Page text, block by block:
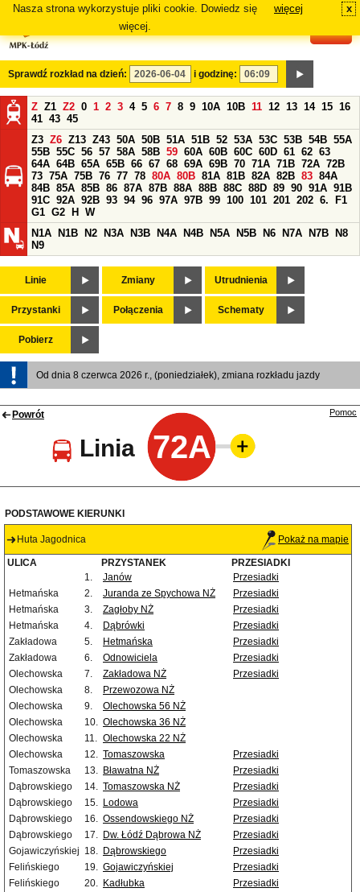
Nasza strona wykorzystuje pliki cookie. Dowiedz się
więcej.
więcej x
Sprawdź rozkład na dzień: i godzinę:
Z Z1 Z2 0 1 2 3 4 5 6 7 8 9 10A 10B 11 12 13 14 15 16
41 43 45
Z3 Z6 Z13 Z43 50A 50B 51A 51B 52 53A 53C 53B 54B 55A
55B 55C 56 57 58A 58B 59 60A 60B 60C 60D 61 62 63
64A 64B 65A 65B 66 67 68 69A 69B 70 71A 71B 72A 72B
73 75A 75B 76 77 78 80A 80B 81A 81B 82A 82B 83 84A
84B 85A 85B 86 87A 87B 88A 88B 88C 88D 89 90 91A 91B
91C 92A 92B 93 94 96 97A 97B 99 100 101 201 202 6.
F1
G1 G2 H
W
N1A
N1B N2 N3A N3B N4A N4B N5A N5B N6 N7A N7B
N8
N9
Linie Zmiany Utrudnienia
Przystanki Połączenia Schematy
Pobierz
Od dnia 8 czerwca 2026 r., (poniedziałek), zmiana rozkładu jazdy
Powrót
Linia 72A
Pomoc
PODSTAWOWE KIERUNKI
Huta Jagodnica Pokaż na mapie
ULICA PRZYSTANEK
PRZESIADKI
1.
Janów
Przesiadki
Hetmańska
2. Juranda ze Spychowa NŻ
Przesiadki
Hetmańska
3. Zagłoby NŻ
Przesiadki
Hetmańska
4. Dąbrówki
Przesiadki
Zakładowa
5. Hetmańska
Przesiadki
Zakładowa
6. Odnowiciela
Przesiadki
Olechowska
7. Zakładowa NŻ
Przesiadki
Olechowska
8.
Przewozowa NŻ
Olechowska
9.
Olechowska 56 NŻ
Olechowska
10. Olechowska 36 NŻ
Olechowska
11. Olechowska 22 NŻ
Olechowska
12. Tomaszowska
Przesiadki
Tomaszowska
13. Bławatna NŻ
Przesiadki
Dąbrowskiego
14. Tomaszowska NŻ
Przesiadki
Dąbrowskiego
15. Lodowa
Przesiadki
Dąbrowskiego
16. Ossendowskiego NŻ
Przesiadki
Dąbrowskiego
17. Dw. Łódź Dąbrowa NŻ
Przesiadki
Gojawiczyńskiej 18. Dąbrowskiego
Przesiadki
Felińskiego
19. Gojawiczyńskiej
Przesiadki
Felińskiego
20. Kadłubka
Przesiadki